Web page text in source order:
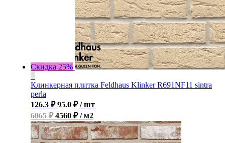
Скидка 25%
Клинкерная плитка Feldhaus Klinker R691NF11 sintra
perla
126.3₽ 95.0 ₽ / шт
6065 ₽4560 ₽ / м2